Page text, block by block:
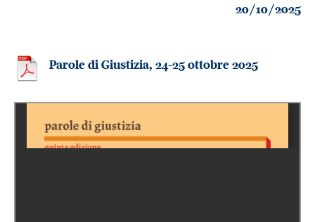
20/10/2025
Parole di Giustizia, 24-25 ottobre 2025